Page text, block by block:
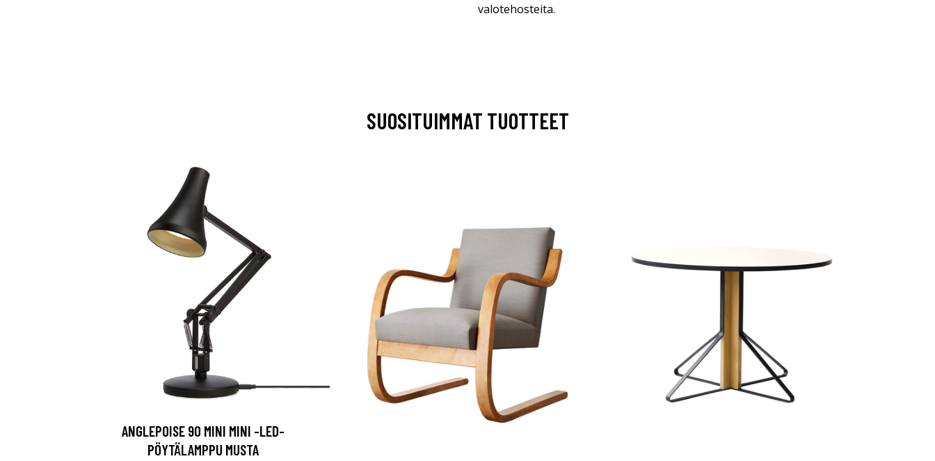
valotehosteita.
SUOSITUIMMAT TUOTTEET
ANGLEPOISE 90 MINI MINI -LED-
PÖYTÄLAMPPU MUSTA